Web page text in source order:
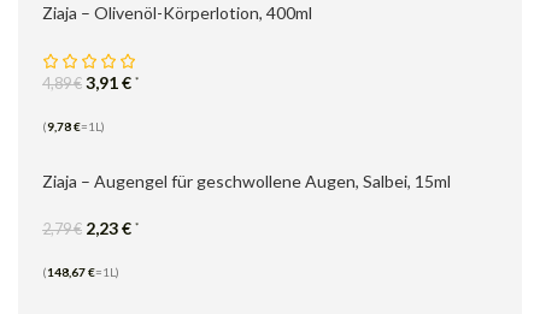
Ziaja – Olivenöl-Körperlotion, 400ml
4,89€ 3,91€ *
(9,78€=1L)
Ziaja – Augengel für geschwollene Augen, Salbei, 15ml
2,79€ 2,23€ *
(148,67€=1L)